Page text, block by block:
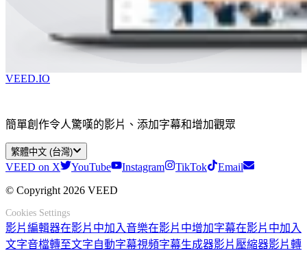
VEED.IO
簡單創作令人驚嘆的影片、添加字幕和增加觀眾
繁體中文 (台灣)
VEED on X YouTube Instagram TikTok
Email
© Copyright 2026 VEED
Cookies Settings
影片編輯器在影片中加入音樂在影片中增加字幕在影片中加入
文字音檔轉至文字自動字幕視頻字幕生成器影片壓縮器影片轉